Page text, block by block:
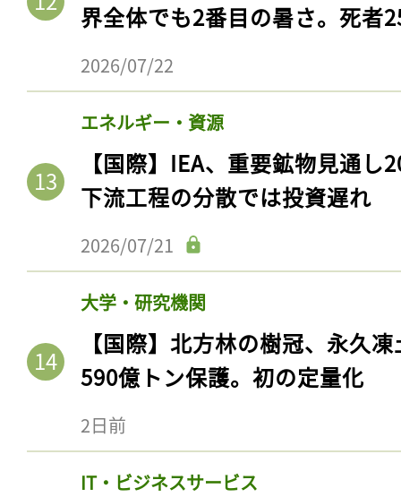
界全体でも2番目の暑さ。死者
2026/07/22
エネルギー・資源
【国際】IEA、重要鉱物見通
下流工程の分散では投資遅れ
2026/07/21
大学・研究機関
【国際】北方林の樹冠、永久
590億トン保護。初の定量化
2日前
IT・ビジネスサービス